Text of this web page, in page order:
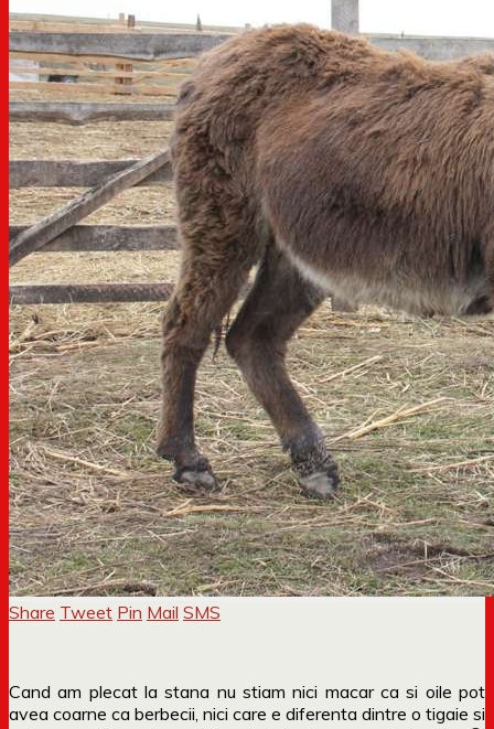
Share Tweet Pin Mail SMS
Cand am plecat la stana nu stiam nici macar ca si oile pot
avea coarne ca berbecii, nici care e diferenta dintre o tigaie si